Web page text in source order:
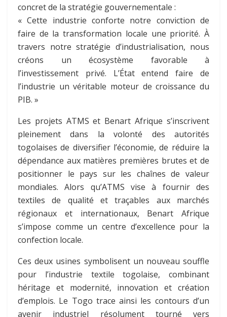
concret de la stratégie gouvernementale :
« Cette industrie conforte notre conviction de
faire de la transformation locale une priorité. À
travers notre stratégie d’industrialisation, nous
créons un écosystème favorable à
l’investissement privé. L’État entend faire de
l’industrie un véritable moteur de croissance du
PIB. »
Les projets ATMS et Benart Afrique s’inscrivent
pleinement dans la volonté des autorités
togolaises de diversifier l’économie, de réduire la
dépendance aux matières premières brutes et de
positionner le pays sur les chaînes de valeur
mondiales. Alors qu’ATMS vise à fournir des
textiles de qualité et traçables aux marchés
régionaux et internationaux, Benart Afrique
s’impose comme un centre d’excellence pour la
confection locale.
Ces deux usines symbolisent un nouveau souffle
pour l’industrie textile togolaise, combinant
héritage et modernité, innovation et création
d’emplois. Le Togo trace ainsi les contours d’un
avenir industriel résolument tourné vers